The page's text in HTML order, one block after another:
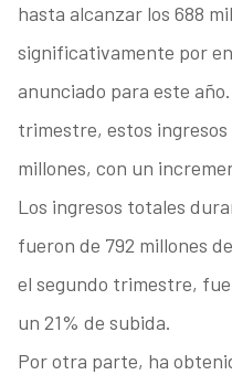
hasta alcanzar los 688
significativamente por
anunciado para este
trimestre, estos ingresos
millones, con un
Los ingresos totales
fueron de 792 millones
el segundo trimestre,
un 21% de subida.
Por otra parte, ha